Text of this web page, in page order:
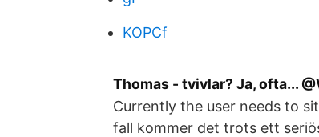
KOPCf
Thomas - tvivlar? Ja, ofta...
Currently the user needs to
fall kommer det trots ett